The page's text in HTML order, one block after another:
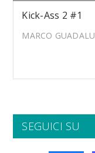
Kick-Ass 2 #1
MARCO
SEGUICI SU